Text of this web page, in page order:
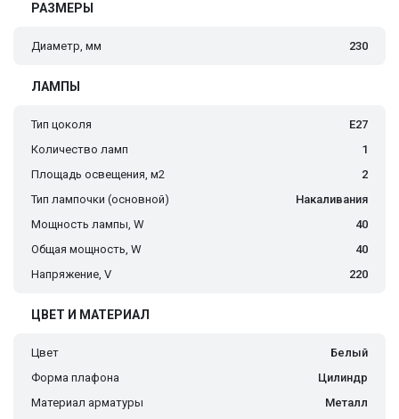
РАЗМЕРЫ
Диаметр, мм 230
ЛАМПЫ
Тип цоколя
E27
Количество ламп
1
Площадь освещения, м2
2
Тип лампочки (основной)
Накаливания
Мощность лампы, W
40
Общая мощность, W
40
Напряжение, V
220
ЦВЕТ И МАТЕРИАЛ
Цвет
Белый
Форма плафона
Цилиндр
Материал арматуры
Металл